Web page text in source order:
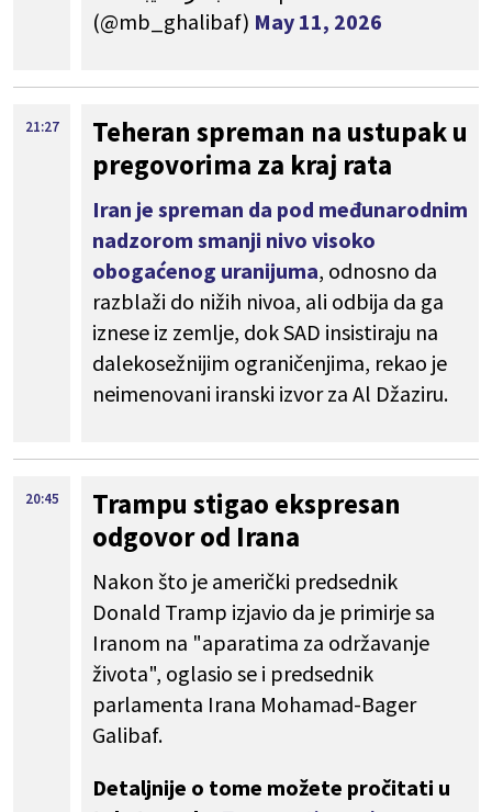
(@mb_ghalibaf) May 11, 2026
21:27
Teheran spreman na ustupak u
pregovorima za kraj rata
Iran je spreman da pod međunarodnim
nadzorom smanji nivo visoko
obogaćenog uranijuma, odnosno da
razblaži do nižih nivoa, ali odbija da ga
iznese iz zemlje, dok SAD insistiraju na
dalekosežnijim ograničenjima, rekao je
neimenovani iranski izvor za Al Džaziru.
20:45
Trampu stigao ekspresan
odgovor od Irana
Nakon što je američki predsednik
Donald Tramp izjavio da je primirje sa
Iranom na "aparatima za održavanje
života", oglasio se i predsednik
parlamenta Irana Mohamad-Bager
Galibaf.
Detaljnije o tome možete pročitati u